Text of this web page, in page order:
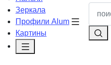
Зеркала
Профили Alum
Картины